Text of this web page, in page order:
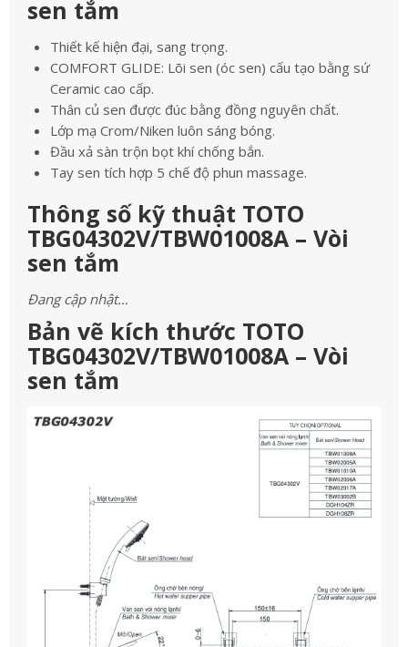
sen tắm
Thiết kế hiện đại, sang trọng.
COMFORT GLIDE: Lõi sen (óc sen) cấu tạo bằng sứ
Ceramic cao cấp.
Thân củ sen được đúc bằng đồng nguyên chất.
Lớp mạ Crom/Niken luôn sáng bóng.
Đầu xả sàn trộn bọt khí chống bắn.
Tay sen tích hợp 5 chế độ phun massage.
Thông số kỹ thuật TOTO
TBG04302V/TBW01008A – Vòi
sen tắm
Đang cập nhật…
Bản vẽ kích thước TOTO
TBG04302V/TBW01008A – Vòi
sen tắm